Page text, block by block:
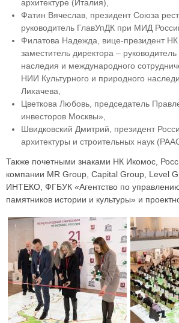
архитектуре (Италия),
Фатин Вячеслав, президент Союза
руководитель ГлавУпДК при МИД
Филатова Надежда, вице-президент
заместитель директора –
наследия и международного
НИИ Культурного и природного
Лихачева,
Цветкова Любовь, председатель
инвесторов Москвы»,
Швидковский Дмитрий, президент
архитектуры и строительных наук
Также почетными знаками НК Икомос,
компании MR Group, Capital Group, Level
ИНТЕКО, ФГБУК «Агентство по
памятников истории и культуры» и